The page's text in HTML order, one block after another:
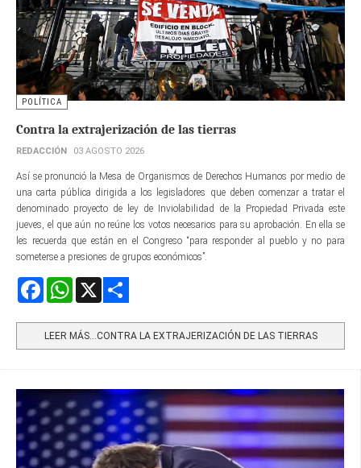
POLÍTICA
Contra la extrajerización de las tierras
REDACCIÓN 03 AGOSTO 2026
Así se pronunció la Mesa de Organismos de Derechos Humanos por medio de
una carta pública dirigida a los legisladores que deben comenzar a tratar el
denominado proyecto de ley de Inviolabilidad de la Propiedad Privada este
jueves, el que aún no reúne los votos necesarios para su aprobación. En ella se
les recuerda que están en el Congreso “para responder al pueblo y no para
someterse a presiones de grupos económicos”.
FacebookWhatsApp
LEER MÁS…CONTRA LA EXTRAJERIZACIÓN DE LAS TIERRAS